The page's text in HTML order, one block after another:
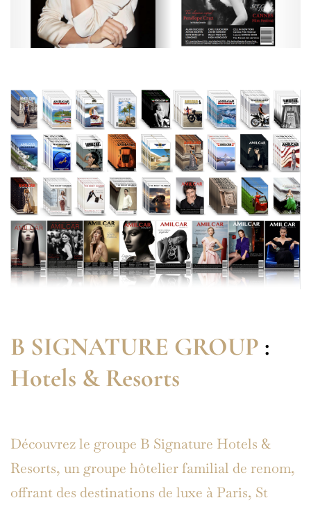
B SIGNATURE GROUP :
Hotels & Resorts
Découvrez le groupe B Signature Hotels &
Resorts, un groupe hôtelier familial de renom,
offrant des destinations de luxe à Paris, St